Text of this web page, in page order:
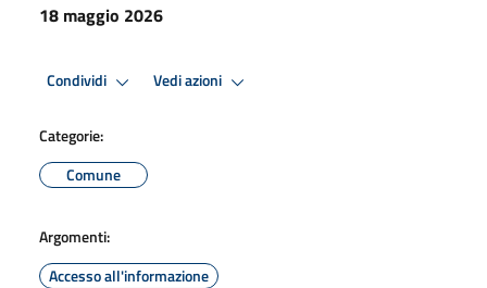
18 maggio 2026
Condividi Vedi azioni
Categorie:
Comune
Argomenti:
Accesso all'informazione